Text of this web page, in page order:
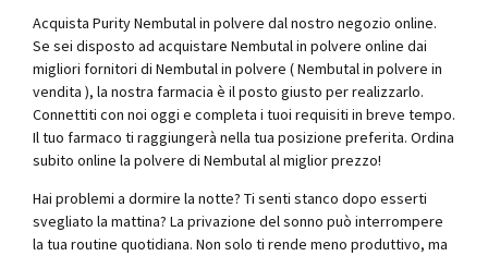
Acquista Purity Nembutal in polvere dal nostro negozio online.
Se sei disposto ad acquistare Nembutal in polvere online dai
migliori fornitori di Nembutal in polvere ( Nembutal in polvere in
vendita ), la nostra farmacia è il posto giusto per realizzarlo.
Connettiti con noi oggi e completa i tuoi requisiti in breve tempo.
Il tuo farmaco ti raggiungerà nella tua posizione preferita. Ordina
subito online la polvere di Nembutal al miglior prezzo!
Hai problemi a dormire la notte? Ti senti stanco dopo esserti
svegliato la mattina? La privazione del sonno può interrompere
la tua routine quotidiana. Non solo ti rende meno produttivo, ma